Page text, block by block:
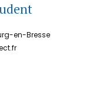
en-Bresse